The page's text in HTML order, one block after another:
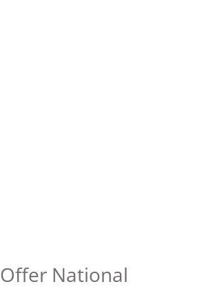
Offer National